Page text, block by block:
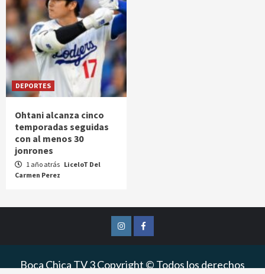
DEPORTES
Ohtani alcanza cinco
temporadas seguidas
con al menos 30
jonrones
1 año atrás LiceloT Del
Carmen Perez
InstagramFacebook
Boca Chica TV 3 Copyright © Todos los derechos